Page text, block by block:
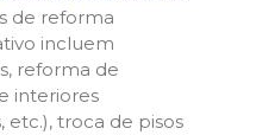
de reforma
incluem
reforma de
interiores
etc.), troca de pisos